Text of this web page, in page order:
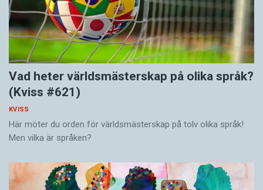
Vad heter världsmästerskap på olika språk?
(Kviss #621)
KVISS
Här möter du orden för världsmästerskap på tolv olika språk!
Men vilka är språken?